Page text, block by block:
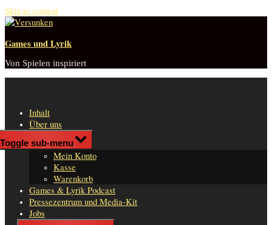
Skip to content
Games und Lyrik
Von Spielen inspiriert
Inhalt
Über uns
Shop
Toggle sub-menu
Mein Konto
Kasse
Warenkorb
Games & Lyrik Podcast
Pressezentrum und Media-Kit
Jobs